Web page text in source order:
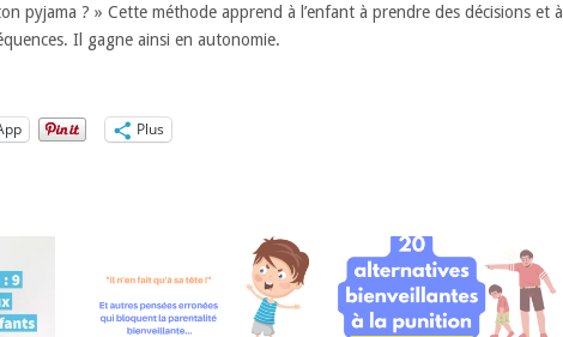
pyjama ? » Cette méthode apprend à l’enfant à prendre des décisions et à
Il gagne ainsi en autonomie.
Plus